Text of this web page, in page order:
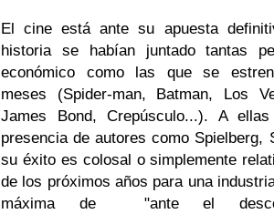
El cine está ante su apuesta
historia se habían juntado tantas
económico como las que se
meses (Spider-man, Batman, Los
James Bond, Crepúsculo...). A
presencia de autores como
su éxito es colosal o simplemente
de los próximos años para una
máxima de "ante el